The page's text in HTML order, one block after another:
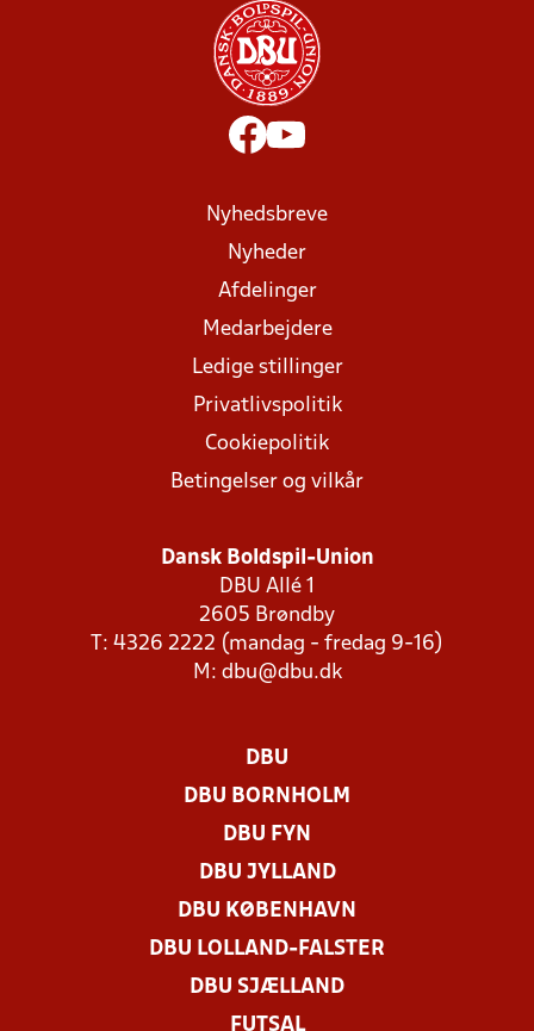
Nyhedsbreve
Nyheder
Afdelinger
Medarbejdere
Ledige stillinger
Privatlivspolitik
Cookiepolitik
Betingelser og vilkår
Dansk Boldspil-Union
DBU Allé 1
2605 Brøndby
T: 4326 2222 (mandag - fredag 9-16)
M: dbu@dbu.dk
DBU
DBU BORNHOLM
DBU FYN
DBU JYLLAND
DBU KØBENHAVN
DBU LOLLAND-FALSTER
DBU SJÆLLAND
FUTSAL